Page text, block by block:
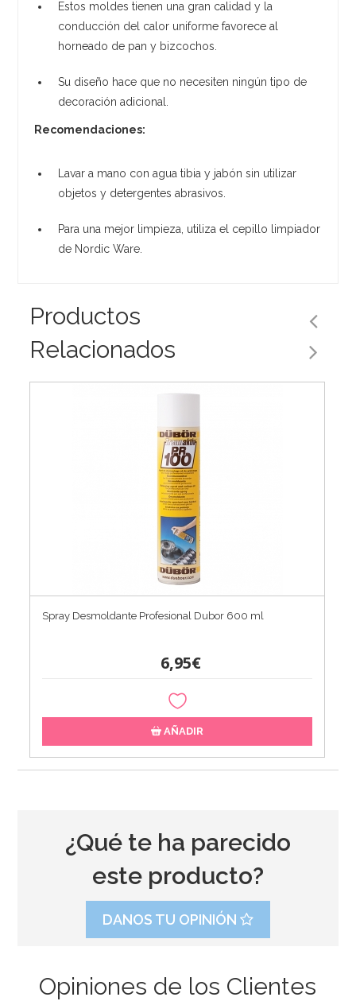
Estos moldes tienen una gran calidad y la
conducción del calor uniforme favorece al
horneado de pan y bizcochos.
Su diseño hace que no necesiten ningún tipo de
decoración adicional.
Recomendaciones:
Lavar a mano con agua tibia y jabón sin utilizar
objetos y detergentes abrasivos.
Para una mejor limpieza, utiliza el cepillo limpiador
de Nordic Ware.
Productos
Relacionados
Spray Desmoldante Profesional Dubor 600 ml
6,95€
AÑADIR
¿Qué te ha parecido
este producto?
DANOS TU OPINIÓN
Opiniones de los Clientes